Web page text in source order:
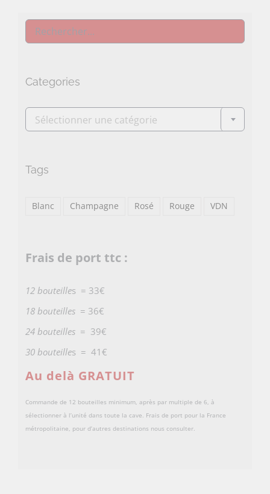
Categories
Sélectionner une catégorie
Tags
Blanc Champagne Rosé Rouge VDN
Frais de port ttc :
12 bouteilles = 33€
18 bouteilles= 36€
24 bouteilles= 39€
30 bouteilles = 41€
Au delà GRATUIT
Commande de 12 bouteilles minimum, après par multiple de 6, à
sélectionner à l’unité dans toute la cave. Frais de port pour la France
métropolitaine, pour d’autres destinations nous consulter.